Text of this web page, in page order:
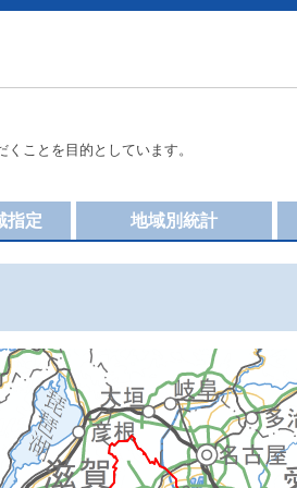
ことを目的としています。
地域別統計
指定